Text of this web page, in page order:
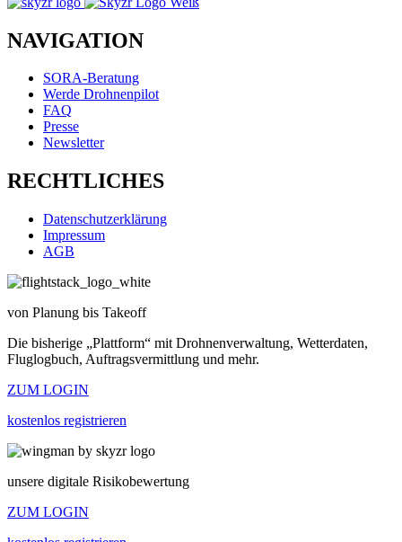
NAVIGATION
SORA-Beratung
Werde Drohnenpilot
FAQ
Presse
Newsletter
RECHTLICHES
Datenschutzerklärung
Impressum
AGB
von Planung bis Takeoff
Die bisherige „Plattform“ mit Drohnenverwaltung, Wetterdaten,
Fluglogbuch, Auftragsvermittlung und mehr.
ZUM LOGIN
kostenlos registrieren
unsere digitale Risikobewertung
ZUM LOGIN